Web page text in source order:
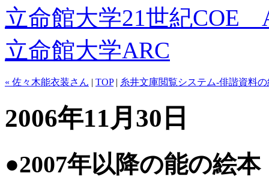
立命館大学21世紀COE
立命館大学ARC
« 佐々木能衣装さん | TOP| 糸井文庫閲覧システム-俳諧資料の
2006年11月30日
●2007年以降の能の絵本